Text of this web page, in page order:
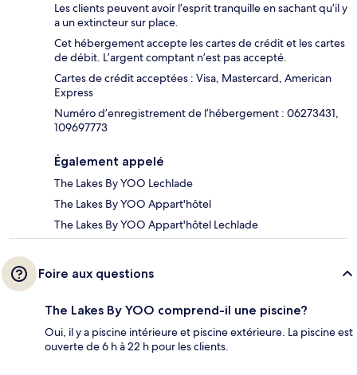
Les clients peuvent avoir l’esprit tranquille en sachant qu’il y
a un extincteur sur place.
Cet hébergement accepte les cartes de crédit et les cartes
de débit. L’argent comptant n’est pas accepté.
Cartes de crédit acceptées : Visa, Mastercard, American
Express
Numéro d’enregistrement de l’hébergement : 06273431,
109697773
Également appelé
The Lakes By YOO Lechlade
The Lakes By YOO Appart'hôtel
The Lakes By YOO Appart'hôtel Lechlade
Foire aux questions
The Lakes By YOO comprend-il une piscine?
Oui, il y a piscine intérieure et piscine extérieure. La piscine est
ouverte de 6 h à 22 h pour les clients.